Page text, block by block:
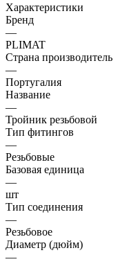
Характеристики
Бренд
—
PLIMAT
Страна производитель
—
Португалия
Название
—
Тройник резьбовой
Тип фитингов
—
Резьбовые
Базовая единица
—
шт
Тип соединения
—
Резьбовое
Диаметр (дюйм)
—